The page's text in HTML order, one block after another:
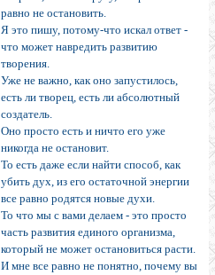
равно не остановить.
Я это пишу, потому-что искал ответ -
что может навредить развитию
творения.
Уже не важно, как оно запустилось,
есть ли творец, есть ли абсолютный
создатель.
Оно просто есть и ничто его уже
никогда не остановит.
То есть даже если найти способ, как
убить дух, из его остаточной энергии
все равно родятся новые духи.
То что мы с вами делаем - это просто
часть развития единого организма,
который не может остановиться расти.
И мне все равно не понятно, почему вы